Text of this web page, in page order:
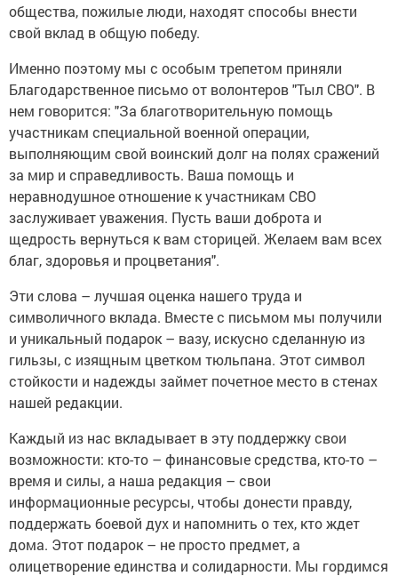
общества, пожилые люди, находят способы внести
свой вклад в общую победу.
Именно поэтому мы с особым трепетом приняли
Благодарственное письмо от волонтеров "Тыл СВО". В
нем говорится: "За благотворительную помощь
участникам специальной военной операции,
выполняющим свой воинский долг на полях сражений
за мир и справедливость. Ваша помощь и
неравнодушное отношение к участникам СВО
заслуживает уважения. Пусть ваши доброта и
щедрость вернуться к вам сторицей. Желаем вам всех
благ, здоровья и процветания".
Эти слова – лучшая оценка нашего труда и
символичного вклада. Вместе с письмом мы получили
и уникальный подарок – вазу, искусно сделанную из
гильзы, с изящным цветком тюльпана. Этот символ
стойкости и надежды займет почетное место в стенах
нашей редакции.
Каждый из нас вкладывает в эту поддержку свои
возможности: кто-то – финансовые средства, кто-то –
время и силы, а наша редакция – свои
информационные ресурсы, чтобы донести правду,
поддержать боевой дух и напомнить о тех, кто ждет
дома. Этот подарок – не просто предмет, а
олицетворение единства и солидарности. Мы гордимся